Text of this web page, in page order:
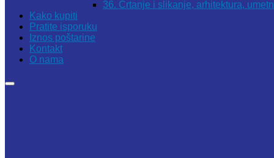
36. Crtanje i slikanje, arhitektura,
Kako kupiti
Pratite isporuku
Iznos poštarine
Kontakt
O nama